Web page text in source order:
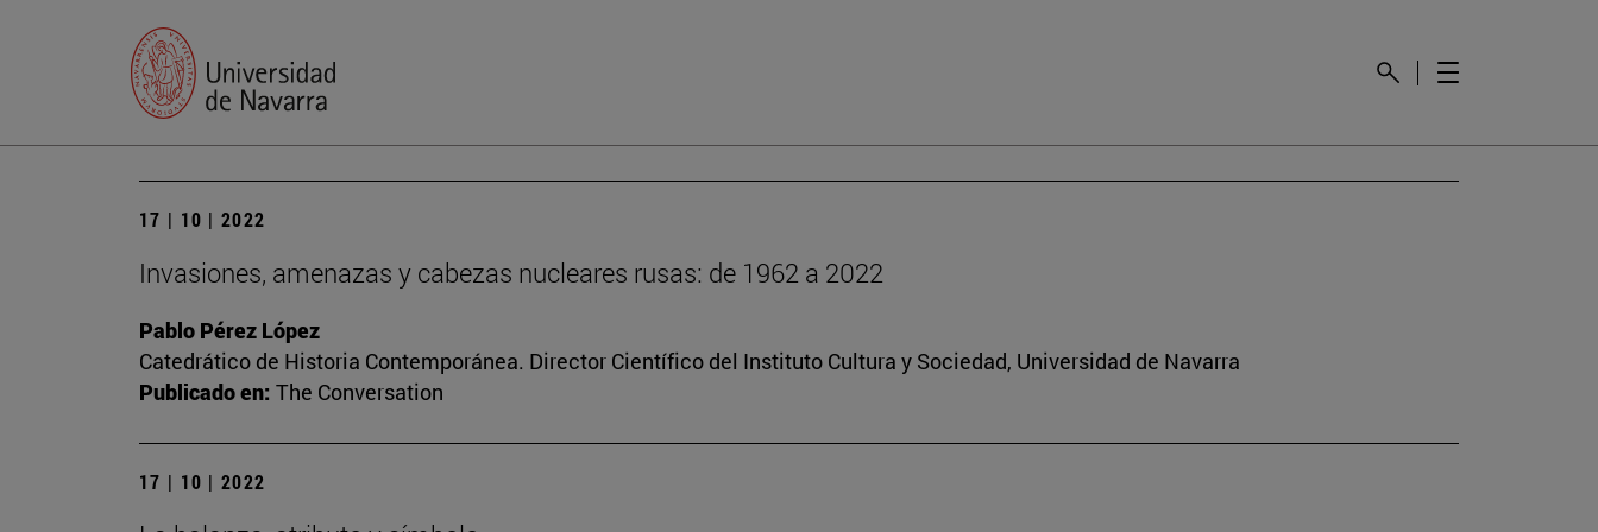
17 | 10 | 2022
Invasiones, amenazas y cabezas nucleares rusas: de 1962 a 2022
Pablo Pérez López
Catedrático de Historia Contemporánea. Director Científico del Instituto Cultura y Sociedad, Universidad de Navarra
Publicado en: The Conversation
17 | 10 | 2022